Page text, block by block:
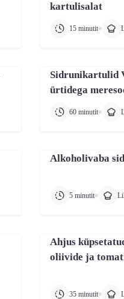
kartulisalat
15 minutit
Sidrunikartulid
ürtidega
60 minutit
Alkoholivaba
5 minutit
Ahjus
oliivide ja
35 minutit